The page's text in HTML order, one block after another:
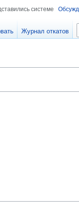
системе
Журнал откатов